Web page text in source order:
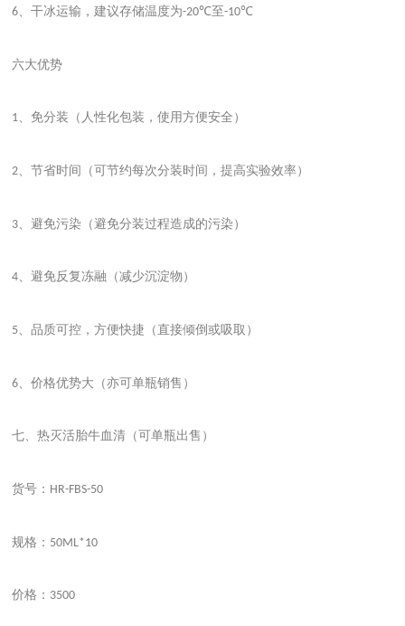
6 、干冰运输，建议存储温度为-20℃至-10℃
六大优势
1、免分装（人性化包装，使用方便安全）
2 、节省时间（可节约每次分装时间，提高实验效率）
3 、避免污染（避免分装过程造成的污染）
4、避免反复冻融（减少沉淀物）
5 、品质可控，方便快捷（直接倾倒或吸取）
6 、价格优势大（亦可单瓶销售）
七、热灭活胎牛血清（可单瓶出售）
货号： HR-FBS-50
规格： 50ML*10
价格： 3500